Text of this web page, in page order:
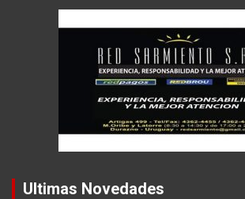
Ultimas Novedades